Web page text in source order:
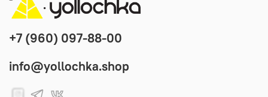
+7 (960) 097-88-00
info@yollochka.shop